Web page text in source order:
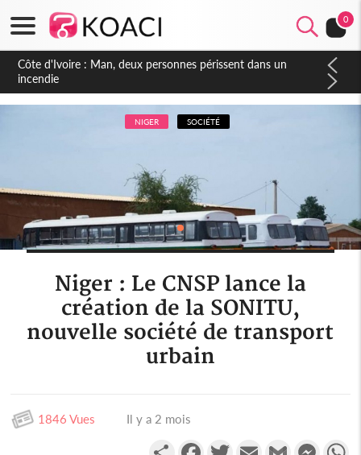
0
Côte d'Ivoire : Séileu, la célébration de la fête nationale
transformée en vaste campagne contre les produits
dépigmentants dangereux
NIGER SOCIÉTÉ
Niger : Le CNSP lance la
création de la SONITU,
nouvelle société de transport
urbain
1846 Vues Il y a 2 mois
PartagerFacebookTwitterEmail Gmail